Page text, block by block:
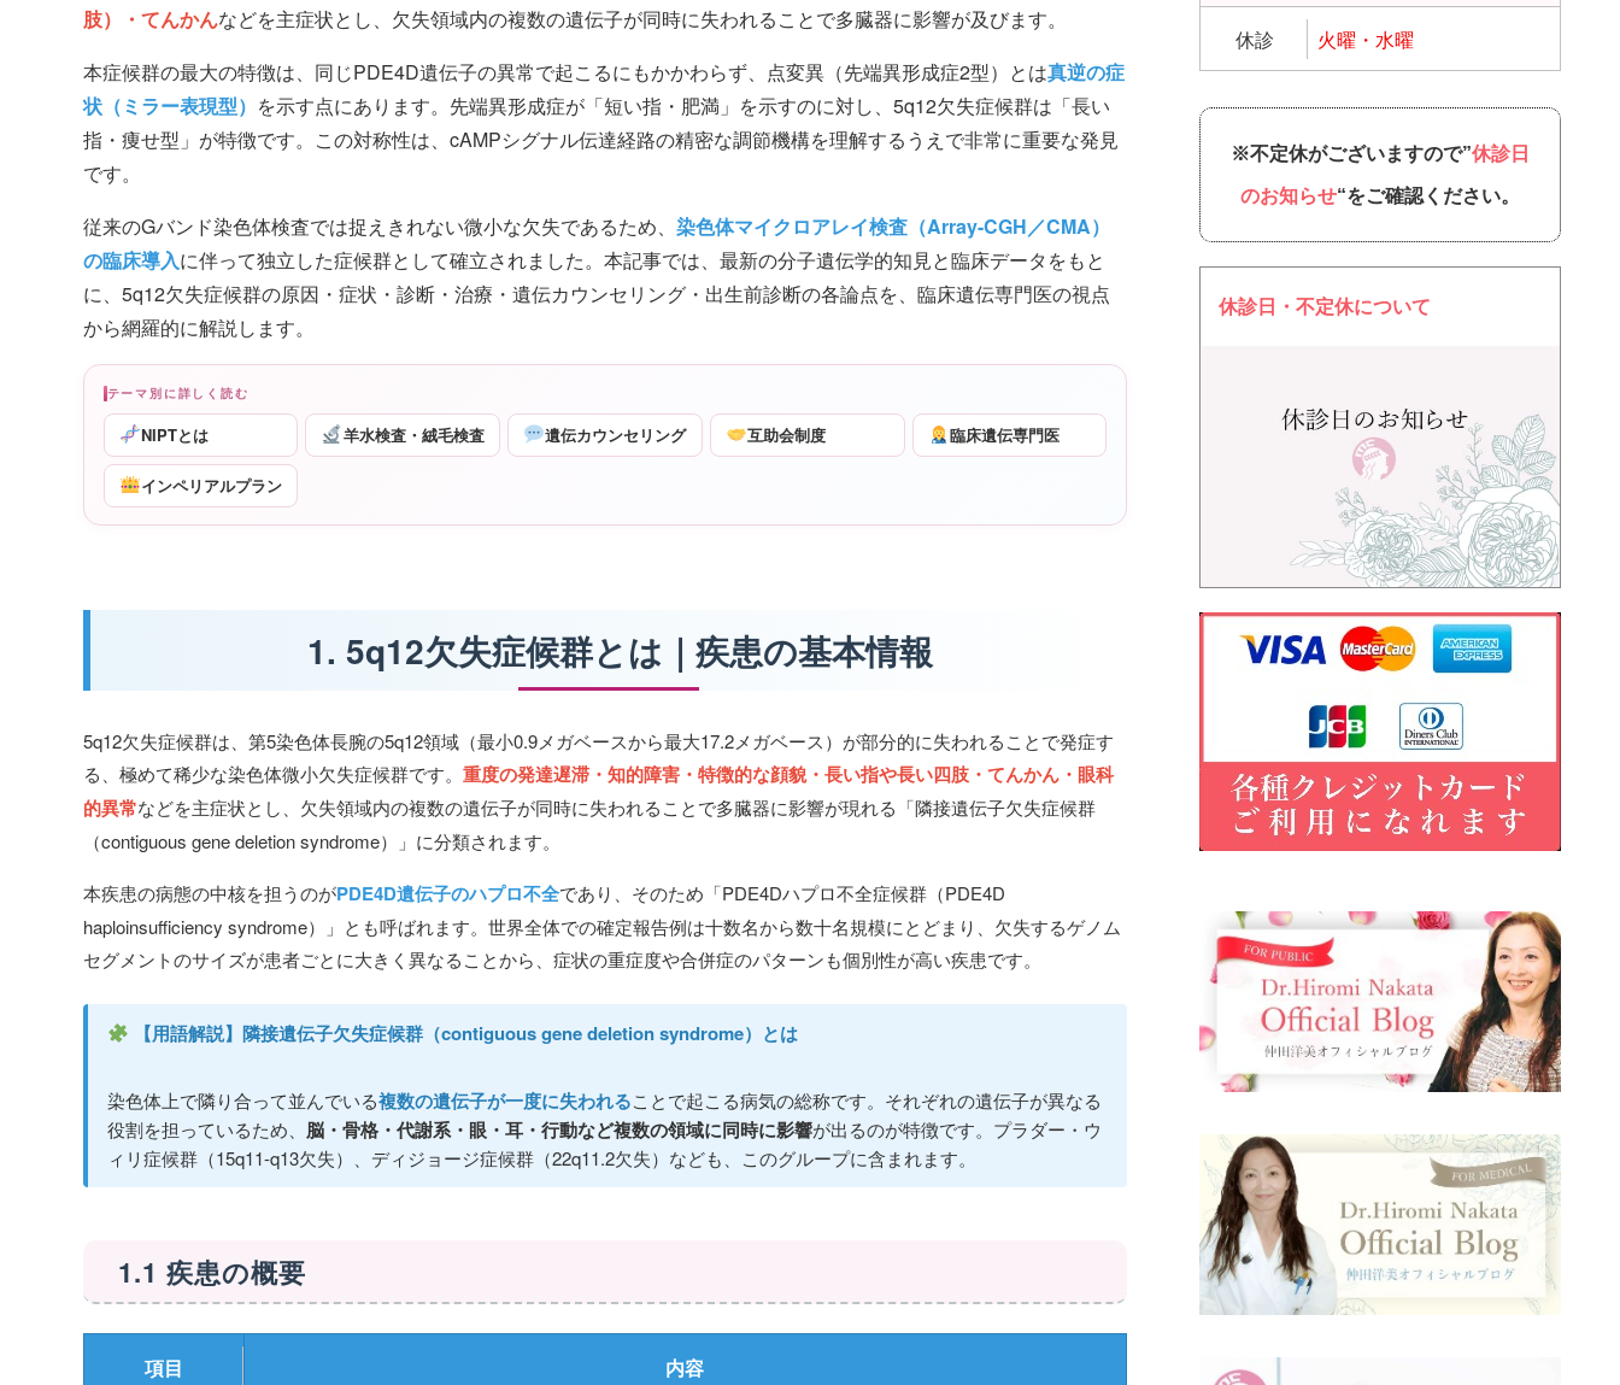
肢）・てんかんなどを主症状とし、欠失領域内の複数の遺伝子が同時に失われることで多臓器に影響が及びます。
本症候群の最大の特徴は、同じPDE4D遺伝子の異常で起こるにもかかわらず、点変異（先端異形成症2型）とは真逆の症
状（ミラー表現型） を示す点にあります。先端異形成症が「短い指・肥満」を示すのに対し、5q12欠失症候群は「長い
指・痩せ型」が特徴です。この対称性は、cAMPシグナル伝達経路の精密な調節機構を理解するうえで非常に重要な発見
です。
従来のGバンド染色体検査では捉えきれない微小な欠失であるため、 染色体マイクロアレイ検査（Array-CGH／CMA）
の臨床導入に伴って独立した症候群として確立されました。本記事では、最新の分子遺伝学的知見と臨床データをもと
に、5q12欠失症候群の原因・症状・診断・治療・遺伝カウンセリング・出生前診断の各論点を、臨床遺伝専門医の視点
から網羅的に解説します。
テーマ別に詳しく読む
NIPTとは 羊水検査・絨毛検査 遺伝カウンセリング 互助会制度 臨床遺伝専門医
インペリアルプラン
1. 5q12欠失症候群とは｜疾患の基本情報
5q12欠失症候群は、第5染色体長腕の5q12領域（最小0.9メガベースから最大17.2メガベース）が部分的に失われることで発症す
る、極めて稀少な染色体微小欠失症候群です。 重度の発達遅滞・知的障害・特徴的な顔貌・長い指や長い四肢・てんかん・眼科
的異常などを主症状とし、欠失領域内の複数の遺伝子が同時に失われることで多臓器に影響が現れる「隣接遺伝子欠失症候群
（contiguous gene deletion syndrome）」に分類されます。
本疾患の病態の中核を担うのがPDE4D遺伝子のハプロ不全であり、そのため「PDE4Dハプロ不全症候群（PDE4D
haploinsufficiency syndrome）」とも呼ばれます。世界全体での確定報告例は十数名から数十名規模にとどまり、欠失するゲノム
セグメントのサイズが患者ごとに大きく異なることから、症状の重症度や合併症のパターンも個別性が高い疾患です。
【用語解説】隣接遺伝子欠失症候群（contiguous gene deletion syndrome）とは
染色体上で隣り合って並んでいる複数の遺伝子が一度に失われることで起こる病気の総称です。それぞれの遺伝子が異なる
役割を担っているため、 脳・骨格・代謝系・眼・耳・行動など複数の領域に同時に影響が出るのが特徴です。プラダー・ウ
ィリ症候群（15q11-q13欠失）、ディジョージ症候群（22q11.2欠失）なども、このグループに含まれます。
1.1 疾患の概要
項目 内容
休診 火曜・水曜
※不定休がございますので”休診日
のお知らせ“をご確認ください。
休診日・不定休について